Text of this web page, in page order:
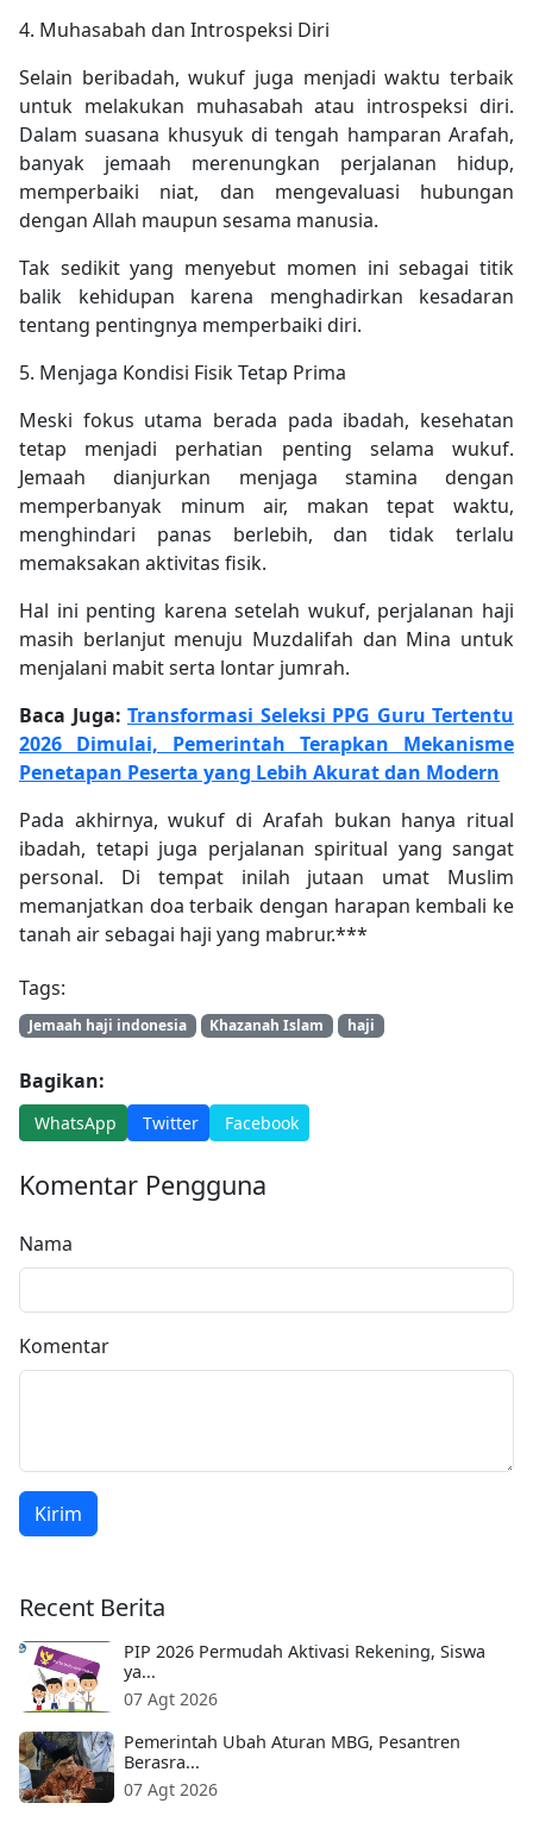
4. Muhasabah dan Introspeksi Diri
Selain beribadah, wukuf juga menjadi waktu terbaik
untuk melakukan muhasabah atau introspeksi diri.
Dalam suasana khusyuk di tengah hamparan Arafah,
banyak jemaah merenungkan perjalanan hidup,
memperbaiki niat, dan mengevaluasi hubungan
dengan Allah maupun sesama manusia.
Tak sedikit yang menyebut momen ini sebagai titik
balik kehidupan karena menghadirkan kesadaran
tentang pentingnya memperbaiki diri.
5. Menjaga Kondisi Fisik Tetap Prima
Meski fokus utama berada pada ibadah, kesehatan
tetap menjadi perhatian penting selama wukuf.
Jemaah dianjurkan menjaga stamina dengan
memperbanyak minum air, makan tepat waktu,
menghindari panas berlebih, dan tidak terlalu
memaksakan aktivitas fisik.
Hal ini penting karena setelah wukuf, perjalanan haji
masih berlanjut menuju Muzdalifah dan Mina untuk
menjalani mabit serta lontar jumrah.
Baca Juga: Transformasi Seleksi PPG Guru Tertentu
2026 Dimulai, Pemerintah Terapkan Mekanisme
Penetapan Peserta yang Lebih Akurat dan Modern
Pada akhirnya, wukuf di Arafah bukan hanya ritual
ibadah, tetapi juga perjalanan spiritual yang sangat
personal. Di tempat inilah jutaan umat Muslim
memanjatkan doa terbaik dengan harapan kembali ke
tanah air sebagai haji yang mabrur.***
Tags:
Jemaah haji indonesia Khazanah Islam haji
Bagikan:
WhatsApp Twitter Facebook
Komentar Pengguna
Nama
Komentar
Kirim
Recent Berita
PIP 2026 Permudah Aktivasi Rekening, Siswa
ya...
07 Agt 2026
Pemerintah Ubah Aturan MBG, Pesantren
Berasra...
07 Agt 2026